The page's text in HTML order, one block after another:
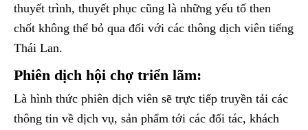
thuyết trình, thuyết phục cũng là những yếu tố then
chốt không thể bỏ qua đối với các thông dịch viên tiếng
Thái Lan.
Phiên dịch hội chợ triển lãm:
Là hình thức phiên dịch viên sẽ trực tiếp truyền tải các
thông tin về dịch vụ, sản phẩm tới các đối tác, khách